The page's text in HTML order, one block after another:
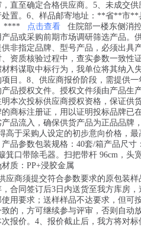
直至确定合格供应商。5、未成交
处置。6、样品邮寄地址：**省**市
****
点击查看
住院部一楼东侧消
品或采购前期市场调研筛选产品。
非指定品牌、型号产品，必须出具
资质核验过程中，查实参数一致性
料谋取中标行为，我单位将其纳入
目。8、供应商报价阶段，需提供
品授权文件。授权文件须由产品生
本次投标供应商授权资格，保证供
商标注册证，用以证明投标品牌已
品流入，确保供货产品为正品品牌
高于采购人设定的初步意向价格，
品参数包装规格：40套/箱产品尺寸
箕口带除毛器。扫把带杆 96cm，头
质：PP+浸胶金属
应商须提交符合参数要求的原包装
合同签订后3日内送货至我方库房
用要求；送样样品不达要求，但可
的，方可继续参与评审，否则自动
报价。4、报价截止后，我方将对